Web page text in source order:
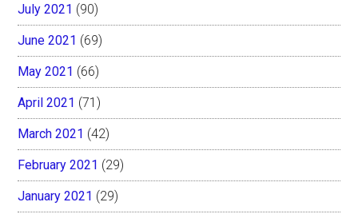
July 2021 (90)
June 2021 (69)
May 2021 (66)
April 2021 (71)
March 2021 (42)
February 2021 (29)
January 2021 (29)